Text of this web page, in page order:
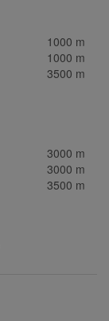
1000 m
1000 m
3500 m
3000 m
3000 m
3500 m